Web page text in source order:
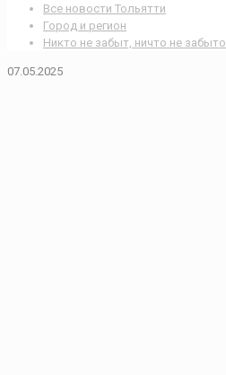
Все новости Тольятти
Город и регион
Никто не забыт, ничто не забыто
07.05.2025